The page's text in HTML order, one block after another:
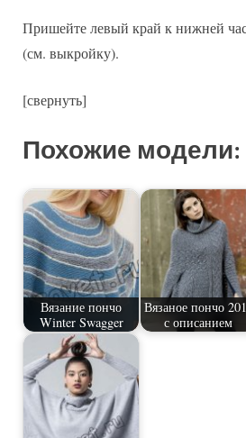
Пришейте левый край к нижней
(см. выкройку).
[свернуть]
Похожие модели:
Вязание пончо
Winter Swagger
Вязаное пончо
с описанием